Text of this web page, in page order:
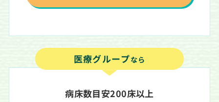
医療グループなら
病床数目安200床以上